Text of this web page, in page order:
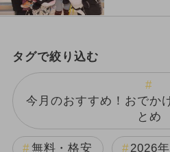
タグで絞り込む
今月のおすすめ！おでか
とめ
無料・格安 2026